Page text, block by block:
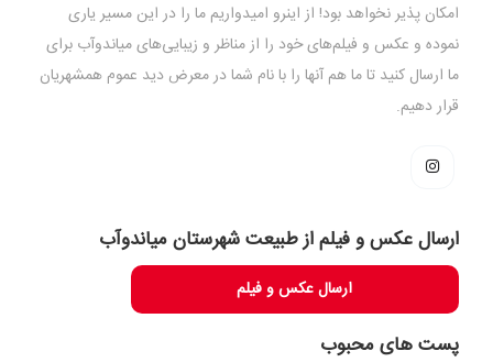
امکان پذیر نخواهد بود! از اینرو امیدواریم ما را در این مسیر یاری
نموده و عکس و فیلم‌های خود را از مناظر و زیبایی‌های میاندوآب برای
ما ارسال کنید تا ما هم آنها را با نام شما در معرض دید عموم همشهریان
قرار دهیم.
ارسال عکس و فیلم از طبیعت شهرستان میاندوآب
ارسال عکس و فیلم
پست های محبوب